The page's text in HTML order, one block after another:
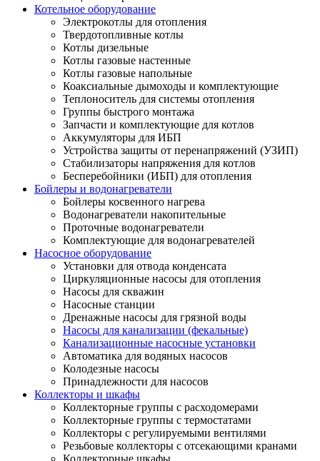
Котельное оборудование
Электрокотлы для отопления
Твердотопливные котлы
Котлы дизельные
Котлы газовые настенные
Котлы газовые напольные
Коаксиальные дымоходы и комплектующие
Теплоноситель для системы отопления
Группы быстрого монтажа
Запчасти и комплектующие для котлов
Аккумуляторы для ИБП
Устройства защиты от перенапряжений (УЗИП)
Стабилизаторы напряжения для котлов
Бесперебойники (ИБП) для отопления
Бойлеры и водонагреватели
Бойлеры косвенного нагрева
Водонагреватели накопительные
Проточные водонагреватели
Комплектующие для водонагревателей
Насосное оборудование
Установки для отвода конденсата
Циркуляционные насосы для отопления
Насосы для скважин
Насосные станции
Дренажные насосы для грязной воды
Насосы для канализации (фекальные)
Канализационные насосные установки
Автоматика для водяных насосов
Колодезные насосы
Принадлежности для насосов
Коллекторы и шкафы
Коллекторные группы с расходомерами
Коллекторные группы с термостатами
Коллекторы с регулируемыми вентилями
Резьбовые коллекторы с отсекающими кранами
Коллекторные шкафы